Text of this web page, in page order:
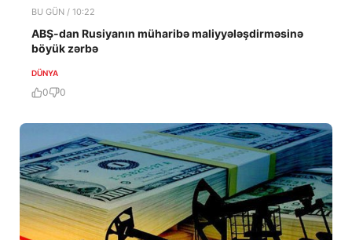
BU GÜN / 10:22
ABŞ-dan Rusiyanın müharibə maliyyələşdirməsinə
böyük zərbə
DÜNYA
0 0